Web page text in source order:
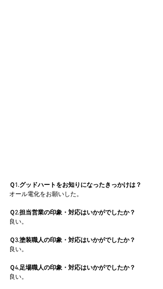
Ｑ1.グッドハートをお知りになったきっかけは？
オール電化をお願いした。
Ｑ2.担当営業の印象・対応はいかがでしたか？
良い。
Ｑ3.塗装職人の印象・対応はいかがでしたか？
良い。
Ｑ4.足場職人の印象・対応はいかがでしたか？
良い。